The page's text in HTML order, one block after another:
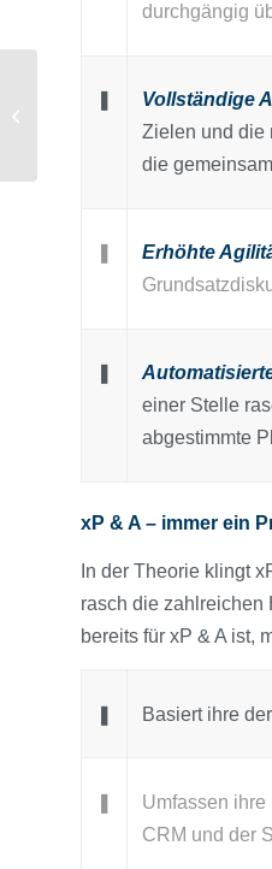
durchgängig
Vollständige
Zielen und die
die
Erhöhte
einer Stelle
abgestimmte
xP & A – immer ein
In der Theorie klingt
rasch die zahlreichen
bereits für xP & A ist,
Basiert ihre
Umfassen
CRM und der
Nachlese: 27. NPO-
Kongress | Die Frage
nach dem Warum